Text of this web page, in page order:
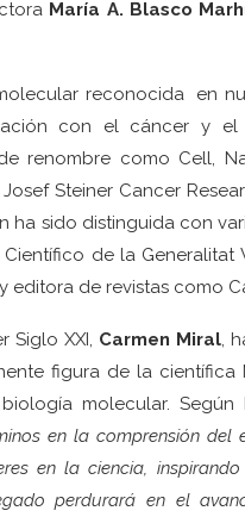
María A. Blasco
reconocida en
con el cáncer y el
renombre como Cell,
Steiner Cancer
ha sido distinguida con
de la Generalitat
editora de revistas como
Siglo XXI, Carmen Miral,
figura de la científica
molecular. Según
en la comprensión del
en la ciencia,
perdurará en el